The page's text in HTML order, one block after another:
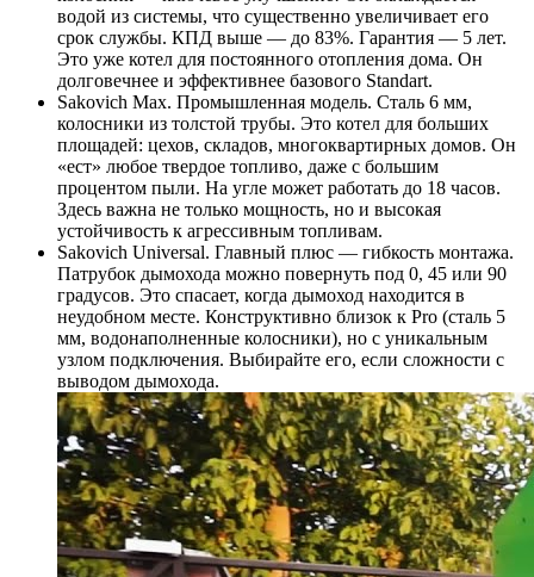
водой из системы, что существенно увеличивает его
срок службы. КПД выше — до 83%. Гарантия — 5 лет.
Это уже котел для постоянного отопления дома. Он
долговечнее и эффективнее базового Standart.
Sakovich Max. Промышленная модель. Сталь 6 мм,
колосники из толстой трубы. Это котел для больших
площадей: цехов, складов, многоквартирных домов. Он
«ест» любое твердое топливо, даже с большим
процентом пыли. На угле может работать до 18 часов.
Здесь важна не только мощность, но и высокая
устойчивость к агрессивным топливам.
Sakovich Universal. Главный плюс — гибкость монтажа.
Патрубок дымохода можно повернуть под 0, 45 или 90
градусов. Это спасает, когда дымоход находится в
неудобном месте. Конструктивно близок к Pro (сталь 5
мм, водонаполненные колосники), но с уникальным
узлом подключения. Выбирайте его, если сложности с
выводом дымохода.